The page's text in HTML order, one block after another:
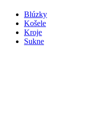
Blúzky
Košele
Kroje
Sukne